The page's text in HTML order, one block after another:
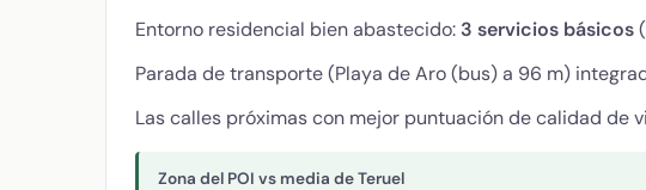
Entorno residencial bien abastecido: 3 servicios básicos
Parada de transporte (Playa de Aro (bus) a 96 m)
Las calles próximas con mejor puntuación de calidad de
Zona del POI vs media de Teruel